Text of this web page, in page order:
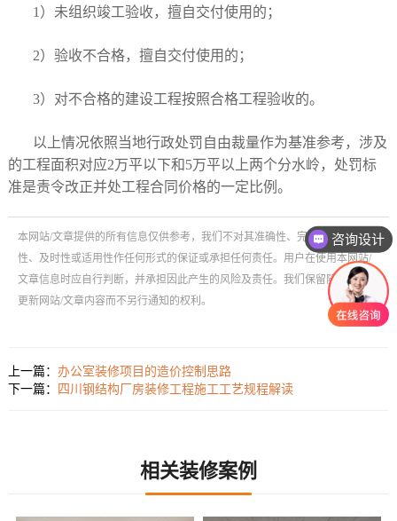
1）未组织竣工验收，擅自交付使用的；
2）验收不合格，擅自交付使用的；
3）对不合格的建设工程按照合格工程验收的。
以上情况依照当地行政处罚自由裁量作为基准参考，涉及
的工程面积对应2万平以下和5万平以上两个分水岭，处罚标
准是责令改正并处工程合同价格的一定比例。
本网站/文章提供的所有信息仅供参考，我们不对其准确性、完整性、有效
性、及时性或适用性作任何形式的保证或承担任何责任。用户在使用本网站/
文章信息时应自行判断，并承担因此产生的风险及责任。我们保留随时修改或
更新网站/文章内容而不另行通知的权利。
上一篇： 办公室装修项目的造价控制思路
下一篇：
四川钢结构厂房装修工程施工工艺规程解读
相关装修案例
咨询设计